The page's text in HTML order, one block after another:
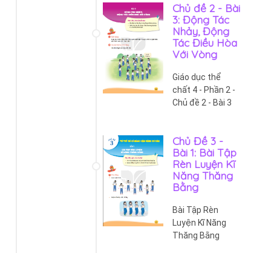
Chủ đề 2 - Bài
3: Động Tác
Nhảy, Động
Tác Điều Hòa
Với Vòng
Giáo dục thể
chất 4 - Phần 2 -
Chủ đề 2 - Bài 3
Chủ Đề 3 -
Bài 1: Bài Tập
Rèn Luyện Kĩ
Năng Thăng
Bằng
Bài Tập Rèn
Luyện Kĩ Năng
Thăng Bằng